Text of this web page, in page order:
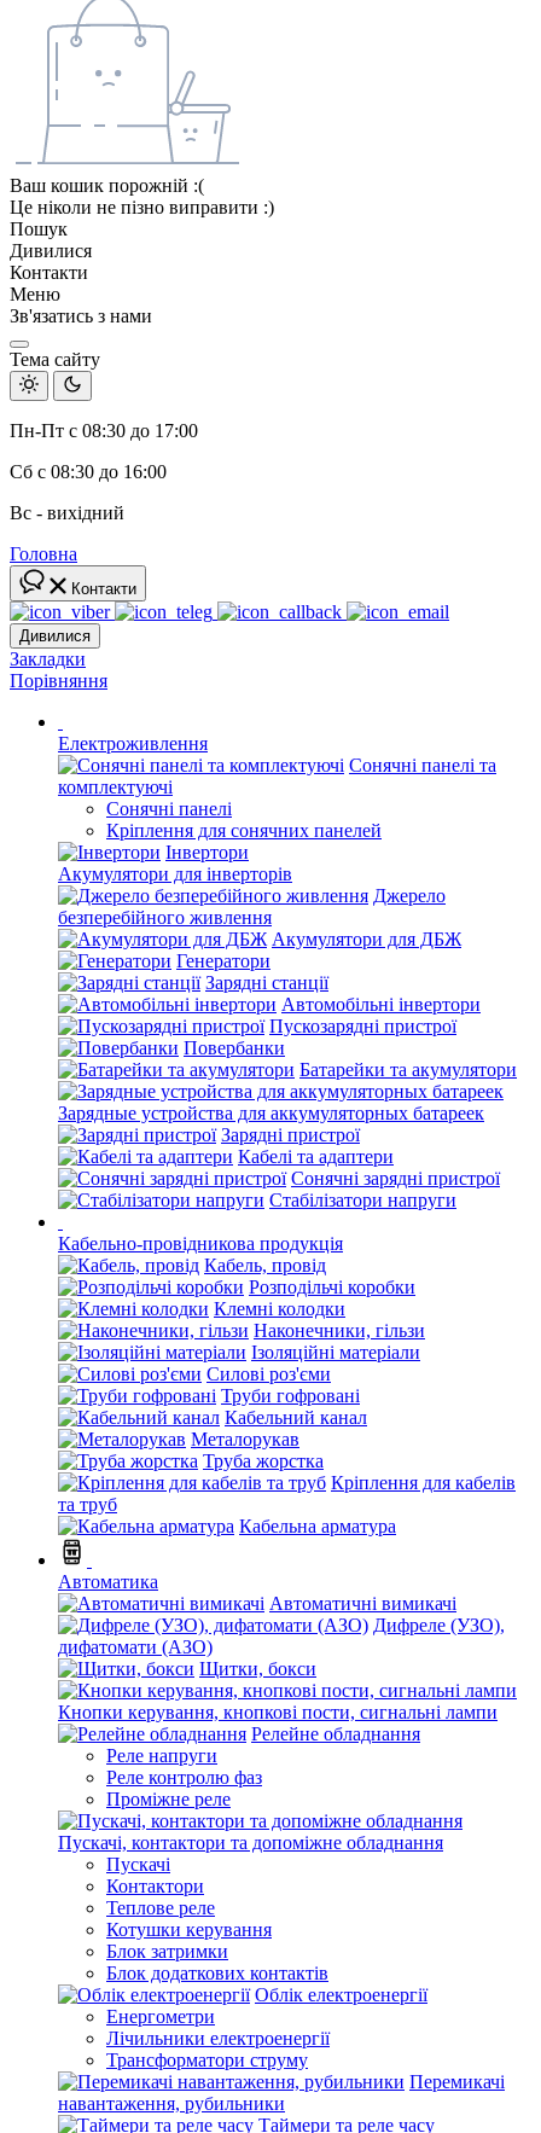
Ваш кошик порожній :(
Це ніколи не пізно виправити :)
Пошук
Дивилися
Контакти
Меню
Зв'язатись з нами
Тема сайту
Пн-Пт с 08:30 до 17:00
Сб с 08:30 до 16:00
Вс - вихідний
Головна
Контакти
Дивилися
Закладки
Порівняння
Електроживлення
Сонячні панелі та
комплектуючі
Сонячні панелі
Кріплення для сонячних панелей
Інвертори
Акумулятори для інверторів
Джерело
безперебійного живлення
Акумулятори для ДБЖ
Генератори
Зарядні станції
Автомобільні інвертори
Пускозарядні пристрої
Повербанки
Батарейки та акумулятори
Зарядные устройства для аккумуляторных батареек
Зарядні пристрої
Кабелі та адаптери
Сонячні зарядні пристрої
Стабілізатори напруги
Кабельно-провідникова продукція
Кабель, провід
Розподільчі коробки
Клемні колодки
Наконечники, гільзи
Ізоляційні матеріали
Силові роз'єми
Труби гофровані
Кабельний канал
Металорукав
Труба жорстка
Кріплення для кабелів
та труб
Кабельна арматура
Автоматика
Автоматичні вимикачі
Дифреле (УЗО),
дифатомати (АЗО)
Щитки, бокси
Кнопки керування, кнопкові пости, сигнальні лампи
Релейне обладнання
Реле напруги
Реле контролю фаз
Проміжне реле
Пускачі, контактори та допоміжне обладнання
Пускачі
Контактори
Теплове реле
Котушки керування
Блок затримки
Блок додаткових контактів
Облік електроенергії
Енергометри
Лічильники електроенергії
Трансформатори струму
Перемикачі
навантаження, рубильники
Таймери та реле часу